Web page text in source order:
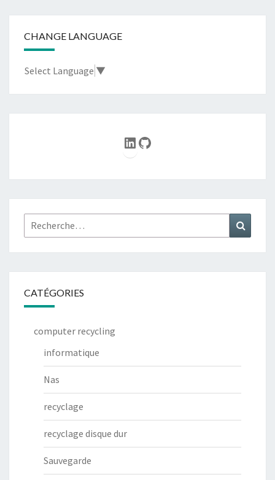
CHANGE LANGUAGE
Select Language ▼
LinkedIn
GitHub
Rechercher :
CATÉGORIES
computer recycling
informatique
Nas
recyclage
recyclage disque dur
Sauvegarde